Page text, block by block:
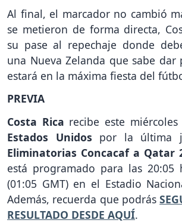
Al final, el marcador no cambió
se metieron de forma directa,
su pase al repechaje donde
una Nueva Zelanda que sabe dar
estará en la máxima fiesta del
PREVIA
Costa Rica recibe este
Estados Unidos por la última
Eliminatorias Concacaf a Qatar
está programado para las 20:05
(01:05 GMT) en el Estadio
Además, recuerda que podrás
RESULTADO DESDE AQUÍ.